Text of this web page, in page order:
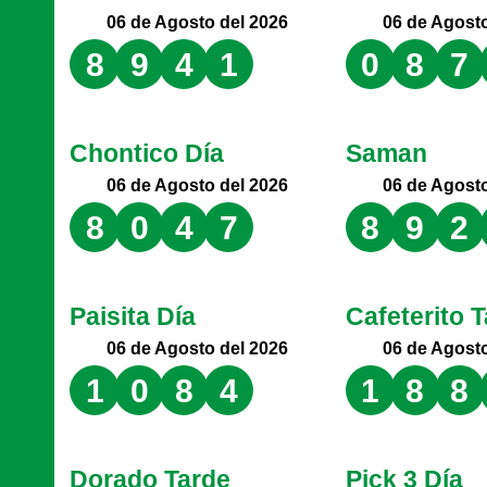
06 de Agosto del 2026
8 9 4 1
06 de
0 8 7
Chontico Día
06 de Agosto del 2026
8 0 4 7
Saman
06 de
8 9 2
Paisita Día
06 de Agosto del 2026
1 0 8 4
Cafeterito
06 de
1 8 8
Dorado Tarde Pick 3 Día